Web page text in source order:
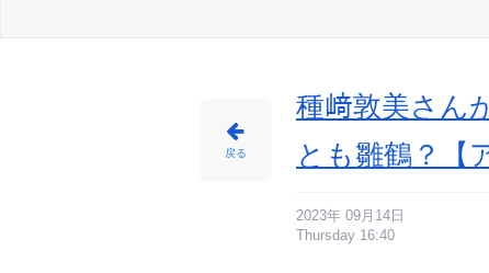
戻る
種﨑敦美さん
とも雛鶴？【
2023年 09月14日
Thursday 16:40